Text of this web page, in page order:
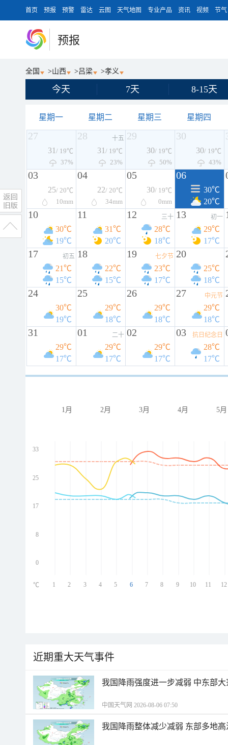
首页 预报 预警 雷达 云图 天气地图 专业产品 资讯 视频 节气
预报
全国 >山西 >吕梁 >孝义
今天 7天 8-15天
星期一 星期二 星期三 星期四
27
31 / 19℃
37%
28 十五
31 / 19℃
23%
29
30/ 19℃
50%
30
30/ 19℃
43%
03
25/ 20℃
10mm
04
22/ 20℃
34mm
05
30/ 19℃
0mm
06
30℃
20℃
10
30℃
19℃
11
31℃
20℃
12 三十
28℃
18℃
13 初一
29℃
17℃
17 初五
21℃
15℃
18
22℃
15℃
19 七夕节
23℃
17℃
20
25℃
18℃
24
30℃
19℃
25
29℃
18℃
26
29℃
18℃
27 中元节
29℃
18℃
31
29℃
17℃
01 二十
29℃
17℃
02
29℃
17℃
03 抗日纪念日
28℃
17℃
1月 2月 3月 4月 5月
33
25
17
8
0
1 2 3 4 5 6 7 8 9 10 11 12
℃
近期重大天气事件
我国降雨强度进一步减弱 中东部
中国天气网 2026-08-06 07:50
我国降雨整体减少减弱 东部多地